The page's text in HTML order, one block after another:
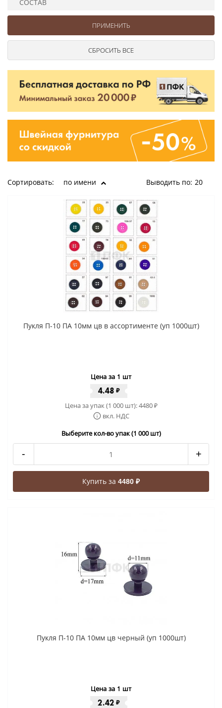
СОСТАВ
Сортировать: по имени Выводить по: 20
Пукля П-10 ПА 10мм цв в ассортименте (уп 1000шт)
Цена за 1 шт
4.48 ₽
Цена за упак (1 000 шт):4480₽
вкл. НДС
Выберите кол-во упак (1 000 шт)
- +
Купить за 4480 ₽
Пукля П-10 ПА 10мм цв черный (уп 1000шт)
Цена за 1 шт
2.42 ₽
Ушковые
Шторные
Цепочки шарики с замком
Ткани
Шнуры